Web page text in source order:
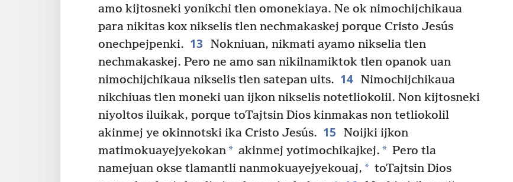
amo kijtosneki yonikchi tlen omonekiaya. Ne ok nimochijchikaua
para nikitas kox nikselis tlen nechmakaskej porque Cristo Jesús
onechpejpenki. 13
Nokniuan, nikmati ayamo nikselia tlen
nechmakaskej. Pero ne amo san nikilnamiktok tlen opanok uan
nimochijchikaua nikselis tlen satepan uits. 14 Nimochijchikaua
nikchiuas tlen moneki uan ijkon nikselis notetliokolil. Non kijtosneki
niyoltos iluikak, porque toTajtsin Dios kinmakas non tetliokolil
akinmej ye okinnotski ika Cristo Jesús. 15
Noijki ijkon
matimokuayejyekokan* akinmej yotimochikajkej. * Pero tla
namejuan okse tlamantli nanmokuayejyekouaj, * toTajtsin Dios